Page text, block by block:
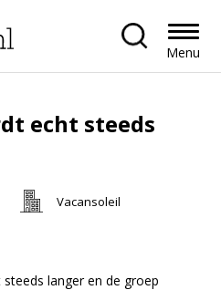
Menu
echt steeds
Vacansoleil
langer en de groep